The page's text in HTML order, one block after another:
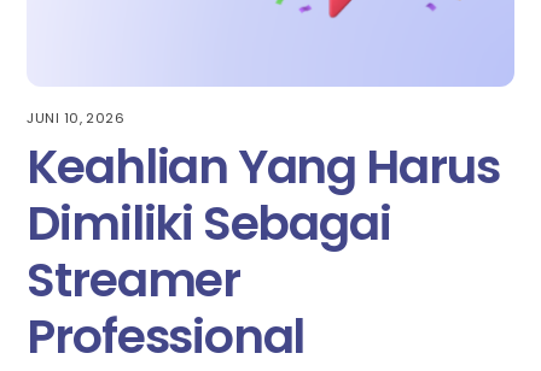
JUNI 10, 2026
Keahlian Yang Harus
Dimiliki Sebagai
Streamer
Professional